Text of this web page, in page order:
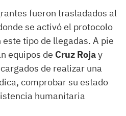
fueron trasladados al
se activó el protocolo
tipo de llegadas. A pie
equipos de Cruz Rojay
de realizar una
comprobar su estado
humanitaria